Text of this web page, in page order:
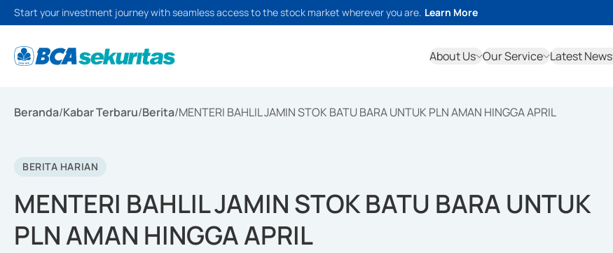
Start your investment journey with seamless access to the stock market wherever you are. Learn More
About Us Our Service Latest News
Beranda/Kabar Terbaru/Berita/MENTERI BAHLIL JAMIN STOK BATU BARA UNTUK PLN AMAN HINGGA APRIL
BERITA HARIAN
MENTERI BAHLIL JAMIN STOK BATU BARA UNTUK
PLN AMAN HINGGA APRIL